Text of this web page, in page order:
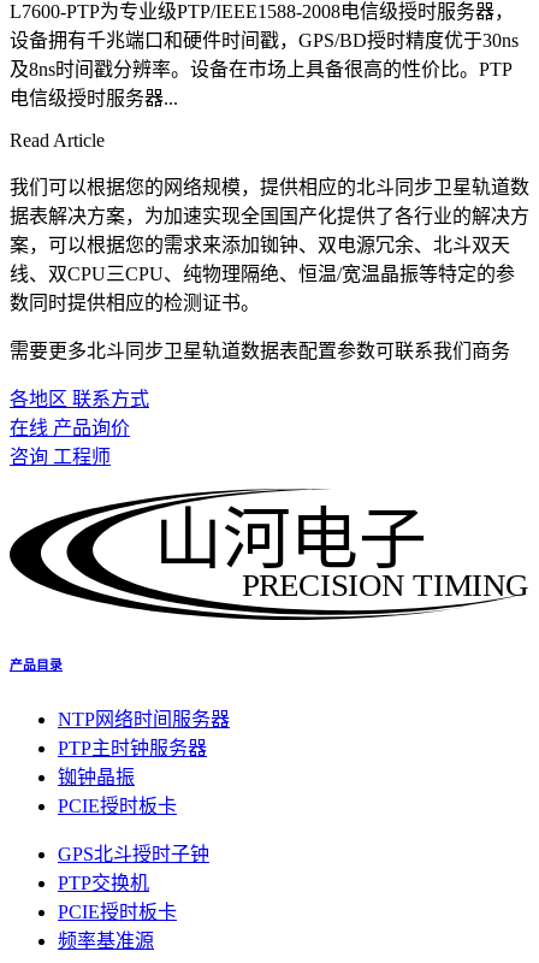
L7600-PTP为专业级PTP/IEEE1588-2008电信级授时服务器，
设备拥有千兆端口和硬件时间戳，GPS/BD授时精度优于30ns
及8ns时间戳分辨率。设备在市场上具备很高的性价比。PTP
电信级授时服务器...
Read Article
我们可以根据您的网络规模，提供相应的北斗同步卫星轨道数
据表解决方案，为加速实现全国国产化提供了各行业的解决方
案，可以根据您的需求来添加铷钟、双电源冗余、北斗双天
线、双CPU三CPU、纯物理隔绝、恒温/宽温晶振等特定的参
数同时提供相应的检测证书。
需要更多北斗同步卫星轨道数据表配置参数可联系我们商务
各地区 联系方式
在线 产品询价
咨询 工程师
PRECISION TIMING
山河电子
产品目录
NTP网络时间服务器
PTP主时钟服务器
铷钟晶振
PCIE授时板卡
GPS北斗授时子钟
PTP交换机
PCIE授时板卡
频率基准源